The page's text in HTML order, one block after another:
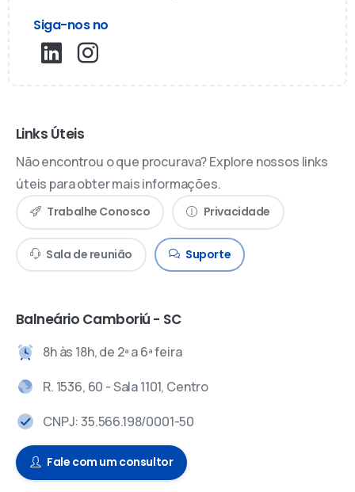
Siga-nos no
Links Úteis
Não encontrou o que procurava? Explore nossos links
úteis para obter mais informações.
Trabalhe Conosco Privacidade
Sala de reunião Suporte
Balneário Camboriú - SC
8h às 18h, de 2ª a 6ª feira
R. 1536, 60 - Sala 1101, Centro
CNPJ: 35.566.198/0001-50
Fale com um consultor